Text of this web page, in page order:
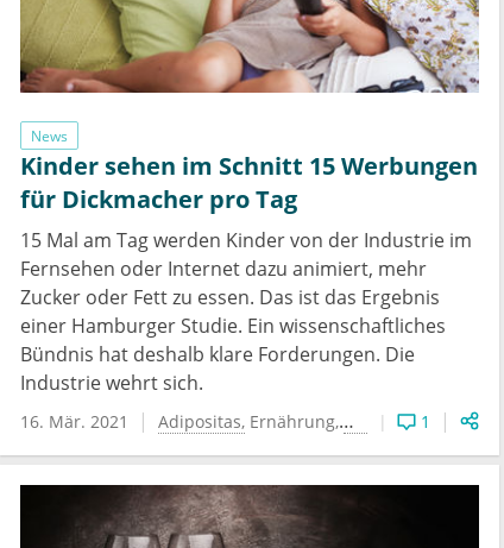
News
Kinder sehen im Schnitt 15 Werbungen
für Dickmacher pro Tag
15 Mal am Tag werden Kinder von der Industrie im
Fernsehen oder Internet dazu animiert, mehr
Zucker oder Fett zu essen. Das ist das Ergebnis
einer Hamburger Studie. Ein wissenschaftliches
Bündnis hat deshalb klare Forderungen. Die
Industrie wehrt sich.
16. Mär. 2021 Adipositas Ernährung Kinder Zucker
1